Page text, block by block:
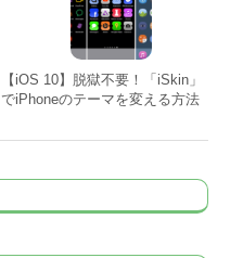
【iOS 10】脱獄不要！「iSkin」
でiPhoneのテーマを変える方法